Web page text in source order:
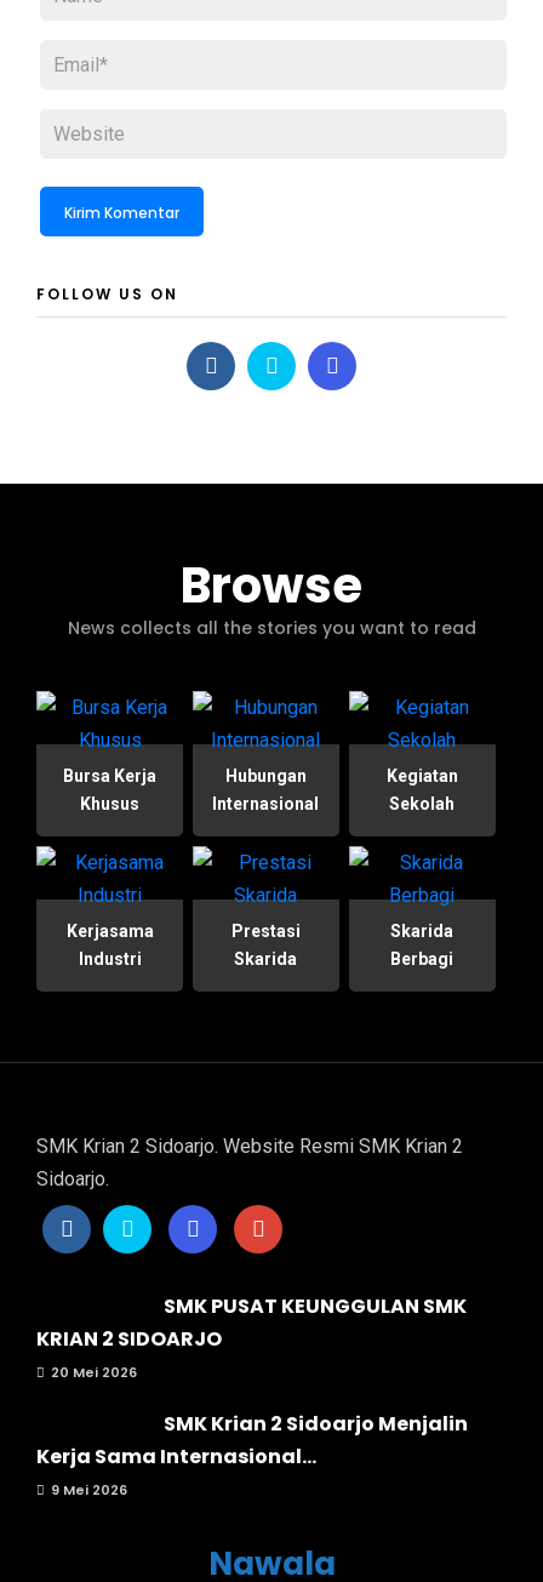
FOLLOW US ON
Browse
News collects all the stories you want to read
Bursa Kerja
Khusus
Hubungan
Internasional
Kegiatan
Sekolah
Kerjasama
Industri
Prestasi
Skarida
Skarida
Berbagi
SMK Krian 2 Sidoarjo. Website Resmi SMK Krian 2
Sidoarjo.
SMK PUSAT KEUNGGULAN SMK
KRIAN 2 SIDOARJO
20 Mei 2026
SMK Krian 2 Sidoarjo Menjalin
Kerja Sama Internasional...
9 Mei 2026
Nawala